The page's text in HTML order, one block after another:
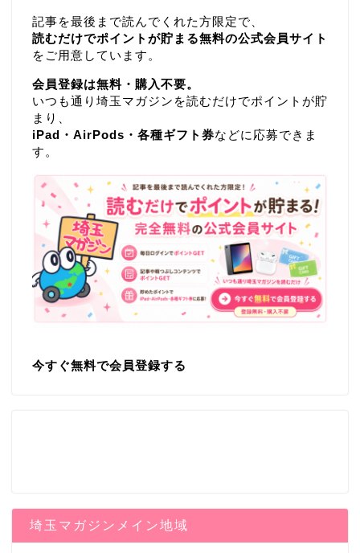
記事を最後まで読んでくれた方限定で、
読むだけでポイントが貯まる無料の公式会員サイト
をご用意しています。
会員登録は無料・購入不要。
いつも通り埼玉マガジンを読むだけでポイントが貯
まり、
iPad・AirPods・各種ギフト券などに応募できま
す。
今すぐ無料で会員登録する
埼玉マガジンメイン地域